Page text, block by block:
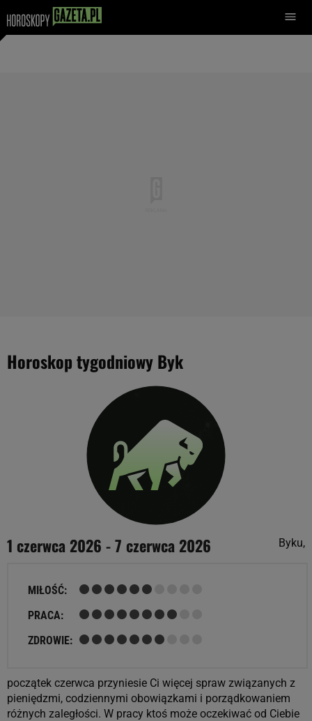
Horoskop tygodniowy Byk
1 czerwca 2026 - 7 czerwca 2026
MIŁOŚĆ:
PRACA:
ZDROWIE:
Byku,
początek czerwca przyniesie Ci więcej spraw związanych z
pieniędzmi, codziennymi obowiązkami i porządkowaniem
różnych zaległości. W pracy ktoś może oczekiwać od Ciebie